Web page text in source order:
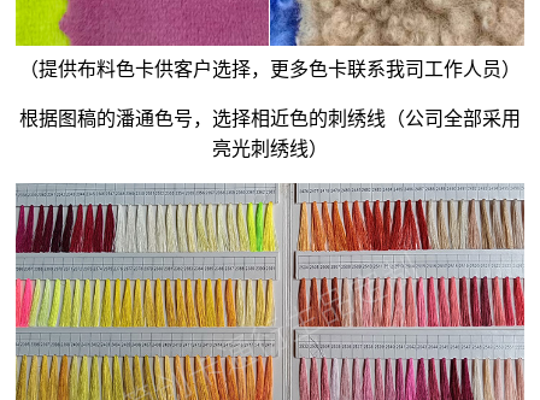
（提供布料色卡供客户选择，更多色卡联系我司工作人员）
根据图稿的潘通色号，选择相近色的刺绣线（公司全部采用
亮光刺绣线）